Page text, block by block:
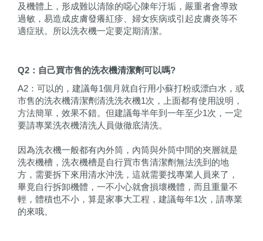
及機體上，形成難以清除的噁心陳年汙垢，嚴重者會導致
過敏，易造成皮膚發癢紅疹、婦女疾病或引起皮膚炎等不
適症狀。所以洗衣機一定要定期清潔。
Q2 ：自己買市售的洗衣機清潔劑可以嗎?
A2：可以的，建議每1個月就自行用小蘇打粉或漂白水，或
市售的洗衣機清潔劑清洗洗衣機1次，上面都有使用說明，
方法簡單，效果不錯。但建議每半年到一年至少1次，一定
要請專業洗衣機清洗人員做徹底清洗。
因為洗衣機一般都有內外筒，內筒與外筒中間的夾層就是
洗衣機槽，洗衣機槽是自行買市售清潔劑無法洗到的地
方，需要拆下來用清水沖洗，這就需要找專業人員來了，
畢竟自行拆卸機體，一不小心就會損壞機體，而且重量不
輕，體積也不小，算是家事大工程，建議每年1次，請專業
的來哦。